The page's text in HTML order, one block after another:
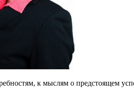
к мыслям о предстоящем